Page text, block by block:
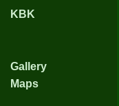
KBK
Gallery
Maps